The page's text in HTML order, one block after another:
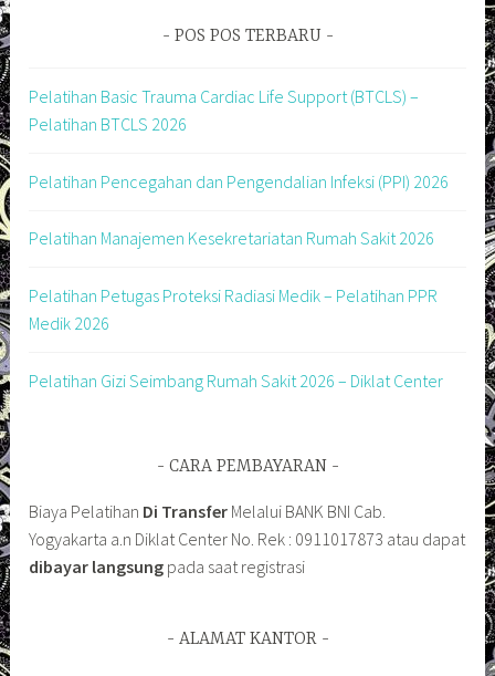
POS POS TERBARU
Pelatihan Basic Trauma Cardiac Life Support (BTCLS) –
Pelatihan BTCLS 2026
Pelatihan Pencegahan dan Pengendalian Infeksi (PPI) 2026
Pelatihan Manajemen Kesekretariatan Rumah Sakit 2026
Pelatihan Petugas Proteksi Radiasi Medik – Pelatihan PPR
Medik 2026
Pelatihan Gizi Seimbang Rumah Sakit 2026 – Diklat Center
CARA PEMBAYARAN
Biaya Pelatihan Di Transfer Melalui BANK BNI Cab.
Yogyakarta a.n Diklat Center No. Rek : 0911017873 atau dapat
dibayar langsung pada saat registrasi
ALAMAT KANTOR